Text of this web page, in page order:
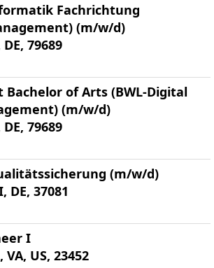
Fachrichtung
(m/w/d)
79689
Bachelor of Arts (BWL-Digital
(m/w/d)
79689
(m/w/d)
37081
I
US, 23452